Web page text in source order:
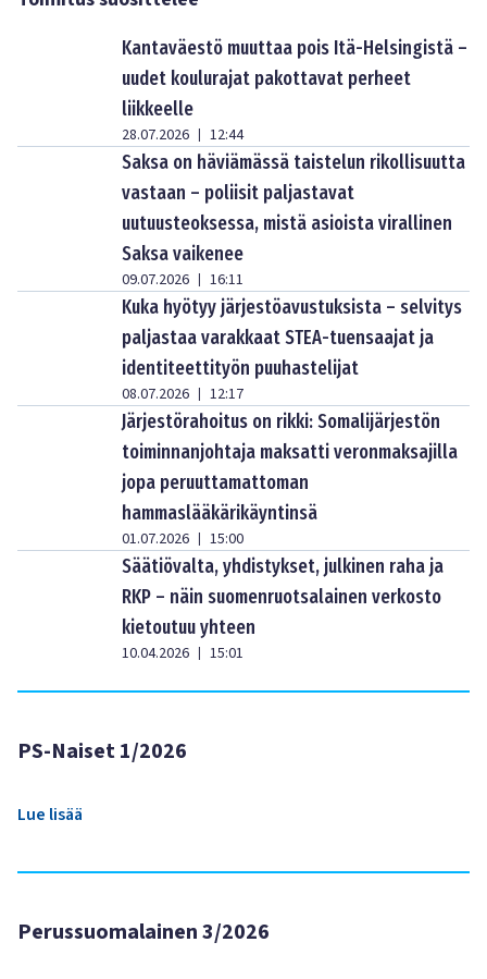
Kantaväestö muuttaa pois Itä-Helsingistä –
uudet koulurajat pakottavat perheet
liikkeelle
28.07.2026 | 12:44
Saksa on häviämässä taistelun rikollisuutta
vastaan – poliisit paljastavat
uutuusteoksessa, mistä asioista virallinen
Saksa vaikenee
09.07.2026 | 16:11
Kuka hyötyy järjestöavustuksista – selvitys
paljastaa varakkaat STEA-tuensaajat ja
identiteettityön puuhastelijat
08.07.2026 | 12:17
Järjestörahoitus on rikki: Somalijärjestön
toiminnanjohtaja maksatti veronmaksajilla
jopa peruuttamattoman
hammaslääkärikäyntinsä
01.07.2026 | 15:00
Säätiövalta, yhdistykset, julkinen raha ja
RKP – näin suomenruotsalainen verkosto
kietoutuu yhteen
10.04.2026 | 15:01
PS-Naiset 1/2026
Lue lisää
Perussuomalainen 3/2026